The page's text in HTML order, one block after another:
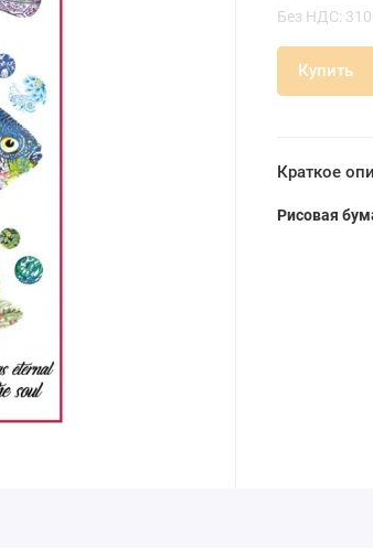
Без НДС:
Купить
Краткое
Рисовая